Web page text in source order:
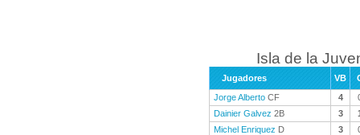
Isla de la
Jugadores VB
Jorge Alberto CF 4
Dainier Galvez 2B 3
Michel Enriquez D 3